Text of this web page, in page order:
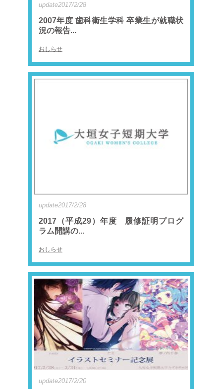
update2017/2/28
2007年度 歯科衛生学科 卒業生が就職状
況の報告...
おしらせ
update2017/2/28
2017（平成29）年度 履修証明プログ
ラム開講の...
おしらせ
update2017/2/20